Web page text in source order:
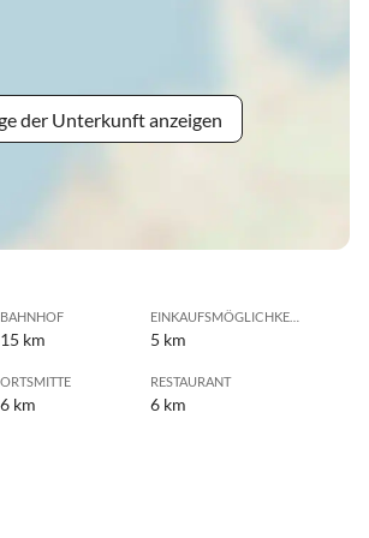
der Unterkunft anzeigen
BAHNHOF
15 km
EINKAUFSMÖGLICHKEIT
5 km
ORTSMITTE
6 km
RESTAURANT
6 km